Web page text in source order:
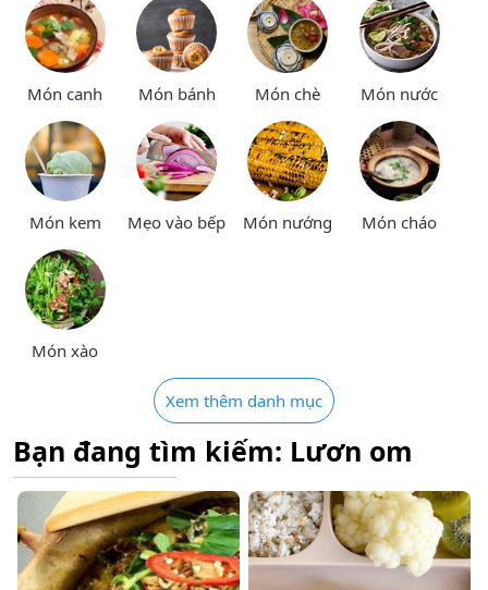
Món canh Món bánh Món chè Món nước
Món kem Mẹo vào bếp Món nướng Món cháo
Món xào
Xem thêm danh mục
Bạn đang tìm kiếm: Lươn om